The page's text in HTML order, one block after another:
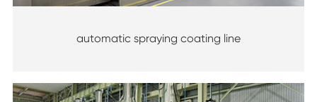
automatic spraying coating line